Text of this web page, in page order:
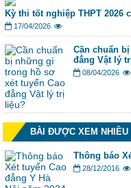
Kỳ thi tốt nghiệp THPT
17/04/2026
Cần chuẩn
đẳng Vật lý
08/04/2026
BÀI ĐƯỢC XEM NHIỀU
Thông báo
28/12/2016